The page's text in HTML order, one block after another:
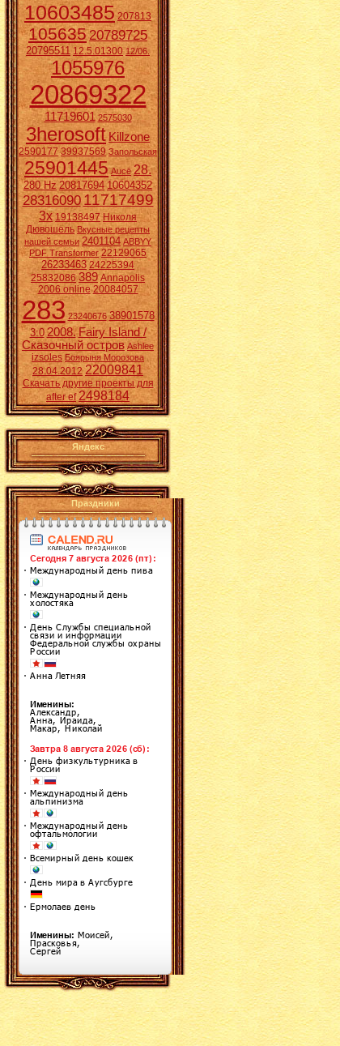
10603485 207813
10563520789725
20795511 12.5.01300 12/06.
1055976
20869322
11719601 2575030
3herosoft Killzone
2590177 39937569 Запольская
25901445 Aucē 28.
280 Hz 20817694 10604352
2831609011717499
3x 19138497 Николя
Дювошель Вкусные рецепты
нашей семьи 2401104 ABBYY
PDF Transformer 22129065
26233463 24225394
25832086 389 Annapolis
2006 online 20084057
283 23240676 38901578
3:0 2008. Fairy Island /
Сказочный остров Ashlee
izsoles Боярыня Морозова
28.04.2012 22009841
Скачать другие проекты для
after ef 2498184
Яндекс
Праздники